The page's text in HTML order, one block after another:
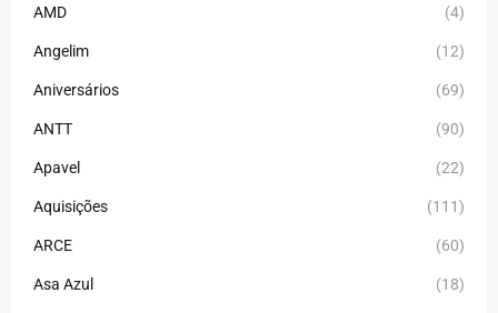
AMD (4)
Angelim (12)
Aniversários (69)
ANTT (90)
Apavel (22)
Aquisições (111)
ARCE (60)
Asa Azul (18)